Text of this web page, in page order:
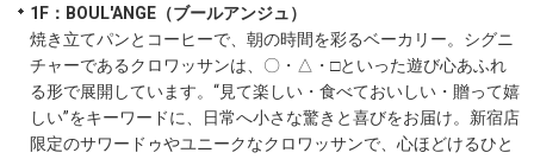
1F：BOUL'ANGE（ブールアンジュ）
焼き立てパンとコーヒーで、朝の時間を彩るベーカリー。シグニ
チャーであるクロワッサンは、〇・△・□といった遊び心あふれ
る形で展開しています。“見て楽しい・食べておいしい・贈って嬉
しい”をキーワードに、日常へ小さな驚きと喜びをお届け。新宿店
限定のサワードゥやユニークなクロワッサンで、心ほどけるひと